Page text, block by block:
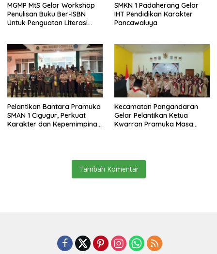
MGMP MtS Gelar Workshop
Penulisan Buku Ber-ISBN
Untuk Penguatan Literasi
SMKN 1 Padaherang Gelar
IHT Pendidikan Karakter
Pancawaluya
Pelantikan Bantara Pramuka
SMAN 1 Cigugur, Perkuat
Karakter dan Kepemimpinan
Kecamatan Pangandaran
Gelar Pelantikan Ketua
Kwarran Pramuka Masa
Tambah Komentar